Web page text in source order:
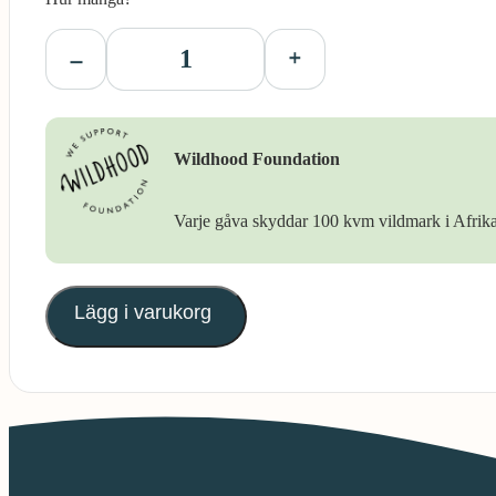
Wildhood Foundation
Varje gåva skyddar 100 kvm vildmark i
Lägg i varukorg